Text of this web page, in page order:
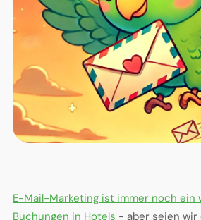
E-Mail-Marketing ist immer noch ein
Buchungen in Hotels - aber seien wir